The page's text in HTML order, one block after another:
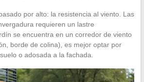
por alto: la resistencia al viento. Las
requieren un lastre
se encuentra en un corredor de viento
borde de colina), es mejor optar por
o adosada a la fachada.